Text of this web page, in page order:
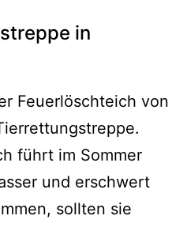
in
Feuerlöschteich von
führt im Sommer
und erschwert
sollten sie